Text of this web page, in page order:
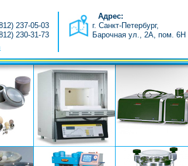
237-05-03
230-31-73
Адрес:
г. Санкт-Петербург,
Барочная ул., 2А, пом. 6H